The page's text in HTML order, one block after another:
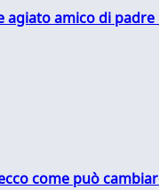
agiato amico di padre
come può